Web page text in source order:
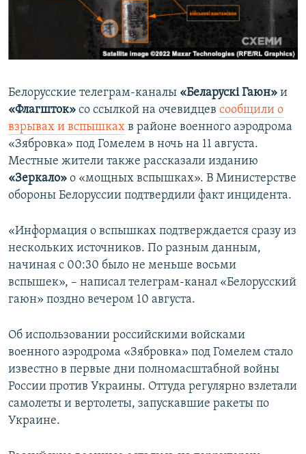
Белорусские телеграм-каналы «Беларускі Гаюн» и
«Флагшток» со ссылкой на очевидцев сообщили о
взрывах и вспышках в районе военного аэродрома
«Зябровка» под Гомелем в ночь на 11 августа.
Местные жители также рассказали изданию
«Зеркало» о «мощных вспышках». В Министерстве
обороны Белоруссии подтвердили факт инцидента.
«Информация о вспышках подтверждается сразу из
нескольких источников. По разным данным,
начиная с 00:30 было не меньше восьми
вспышек», – написал телеграм-канал «Белорусский
гаюн» поздно вечером 10 августа.
Об использовании российскими войсками
военного аэродрома «Зябровка» под Гомелем стало
известно в первые дни полномасштабной войны
России против Украины. Оттуда регулярно взлетали
самолеты и вертолеты, запускавшие ракеты по
Украине.